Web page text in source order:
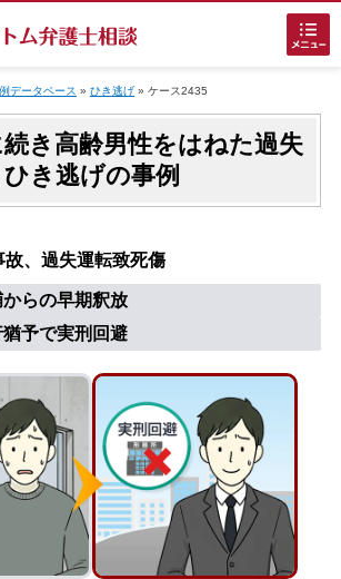
る
りの方
料相談
を弁護士に依頼
示談で解決したい
データベース » ひき逃げ» ケース2435
き高齢男性をはねた過失
き逃げの事例
、過失運転致死傷
らの早期釈放
予で実刑回避